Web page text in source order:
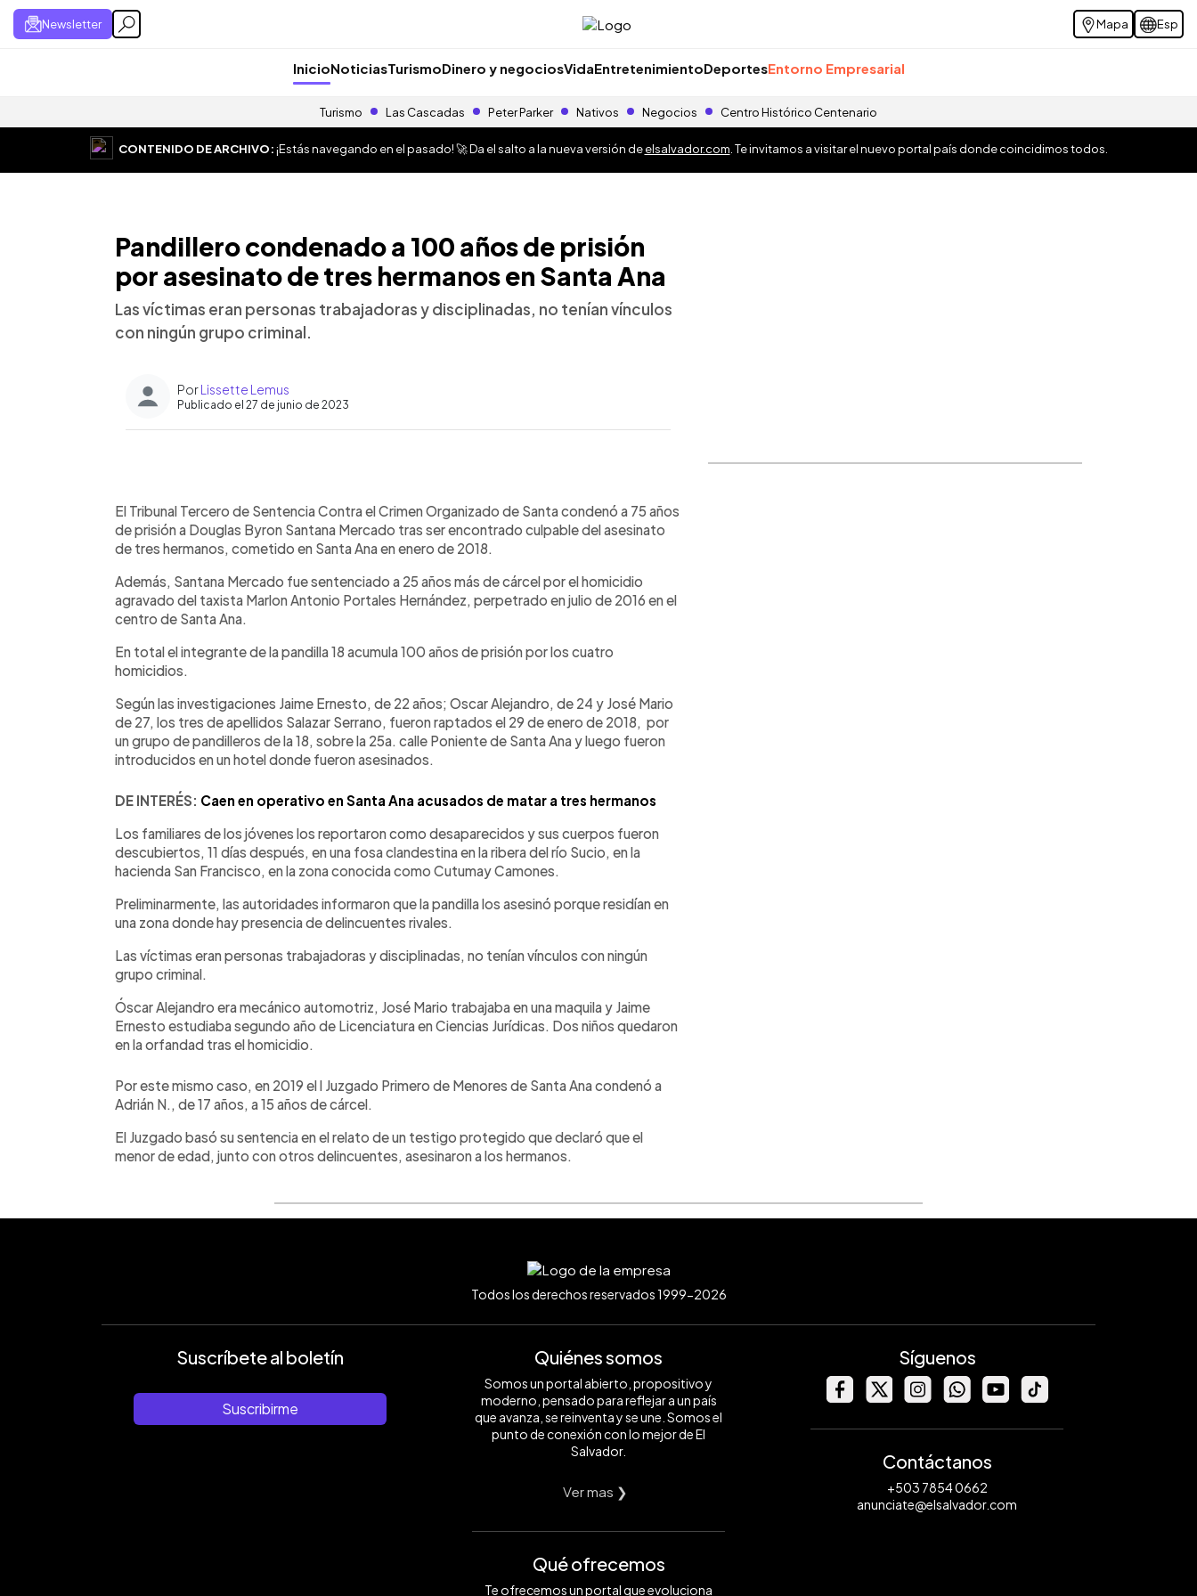
Newsletter Mapa Esp
InicioNoticiasTurismoDinero y negociosVidaEntretenimientoDeportesEntorno Empresarial
Turismo Las Cascadas Peter Parker Nativos Negocios Centro Histórico Centenario
CONTENIDO DE ARCHIVO:¡Estás navegando en el pasado! 🚀 Da el salto a la nueva versión deelsalvador.com . Te invitamos a visitar el nuevo portal país donde coincidimos todos.
Pandillero condenado a 100 años de prisión
por asesinato de tres hermanos en Santa Ana
Las víctimas eran personas trabajadoras y disciplinadas, no tenían vínculos
con ningún grupo criminal.
PorLissette Lemus
Publicado el 27 de junio de 2023
► Escuchar artículo
El Tribunal Tercero de Sentencia Contra el Crimen Organizado de Santa condenó a 75 años
de prisión a Douglas Byron Santana Mercado tras ser encontrado culpable del asesinato
de tres hermanos, cometido en Santa Ana en enero de 2018.
Además, Santana Mercado fue sentenciado a 25 años más de cárcel por el homicidio
agravado del taxista Marlon Antonio Portales Hernández, perpetrado en julio de 2016 en el
centro de Santa Ana.
En total el integrante de la pandilla 18 acumula 100 años de prisión por los cuatro
homicidios.
Según las investigaciones Jaime Ernesto, de 22 años; Oscar Alejandro, de 24 y José Mario
de 27, los tres de apellidos Salazar Serrano, fueron raptados el 29 de enero de 2018, por
un grupo de pandilleros de la 18, sobre la 25a. calle Poniente de Santa Ana y luego fueron
introducidos en un hotel donde fueron asesinados.
DE INTERÉS: Caen en operativo en Santa Ana acusados de matar a tres hermanos
Los familiares de los jóvenes los reportaron como desaparecidos y sus cuerpos fueron
descubiertos, 11 días después, en una fosa clandestina en la ribera del río Sucio, en la
hacienda San Francisco, en la zona conocida como Cutumay Camones.
Preliminarmente, las autoridades informaron que la pandilla los asesinó porque residían en
una zona donde hay presencia de delincuentes rivales.
Las víctimas eran personas trabajadoras y disciplinadas, no tenían vínculos con ningún
grupo criminal.
Óscar Alejandro era mecánico automotriz, José Mario trabajaba en una maquila y Jaime
Ernesto estudiaba segundo año de Licenciatura en Ciencias Jurídicas. Dos niños quedaron
en la orfandad tras el homicidio.
Por este mismo caso, en 2019 el l Juzgado Primero de Menores de Santa Ana condenó a
Adrián N., de 17 años, a 15 años de cárcel.
El Juzgado basó su sentencia en el relato de un testigo protegido que declaró que el
menor de edad, junto con otros delincuentes, asesinaron a los hermanos.
Todos los derechos reservados 1999-2026
Suscríbete al boletín
Suscribirme
Quiénes somos
Somos un portal abierto, propositivo y
moderno, pensado para reflejar a un país
que avanza, se reinventa y se une. Somos el
punto de conexión con lo mejor de El
Salvador.
Ver mas ❯
Qué ofrecemos
Te ofrecemos un portal que evoluciona
Síguenos
Contáctanos
+503 7854 0662
anunciate@elsalvador.com